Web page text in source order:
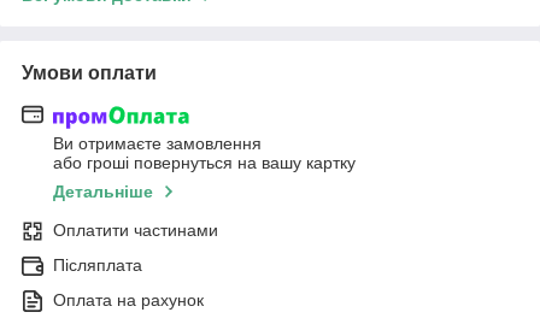
Умови оплати
Ви отримаєте замовлення
або гроші повернуться на вашу картку
Детальніше
Оплатити частинами
Післяплата
Оплата на рахунок